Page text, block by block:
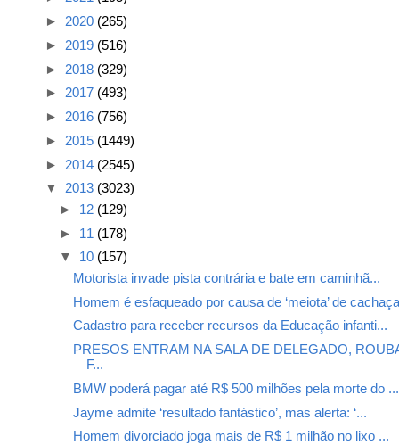
► 2020 (265)
► 2019 (516)
► 2018 (329)
► 2017 (493)
► 2016 (756)
► 2015 (1449)
► 2014 (2545)
▼ 2013 (3023)
► 12 (129)
► 11 (178)
▼ 10 (157)
Motorista invade pista contrária e bate em caminhã...
Homem é esfaqueado por causa de ‘meiota’ de
Cadastro para receber recursos da Educação infanti...
PRESOS ENTRAM NA SALA DE DELEGADO,
F...
BMW poderá pagar até R$ 500 milhões pela morte do ...
Jayme admite ‘resultado fantástico’, mas alerta: ‘...
Homem divorciado joga mais de R$ 1 milhão no lixo ...